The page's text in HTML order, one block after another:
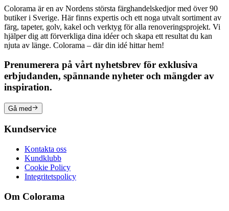
Colorama är en av Nordens största färghandelskedjor med över 90
butiker i Sverige. Här finns expertis och ett noga utvalt sortiment av
färg, tapeter, golv, kakel och verktyg för alla renoveringsprojekt. Vi
hjälper dig att förverkliga dina idéer och skapa ett resultat du kan
njuta av länge. Colorama – där din idé hittar hem!
Prenumerera på vårt nyhetsbrev för exklusiva
erbjudanden, spännande nyheter och mängder av
inspiration.
Gå med
Kundservice
Kontakta oss
Kundklubb
Cookie Policy
Integritetspolicy
Om Colorama